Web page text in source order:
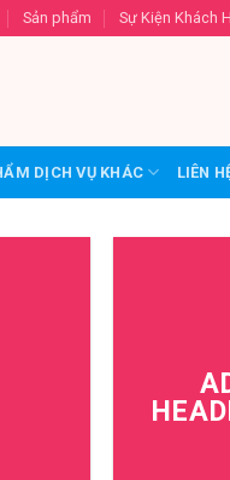
Sản phẩm Sự Kiện Khách
DỊCH VỤ KHÁC LIÊN